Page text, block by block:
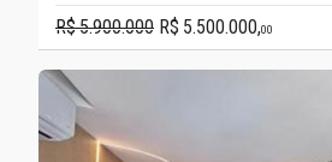
R$ 5.900.000 R$ 5.500.000,00